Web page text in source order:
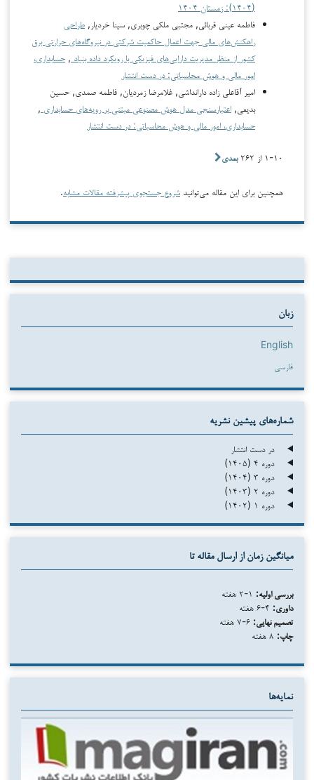
(۱۴۰۴): زمستان ۱۴۰۴
فاطمه عینی قربائی, مجتبی ملکی چوبری, سینا خردیار, طراحی
راهکنش‌های مالی جهت اعمال حاکمیت شرکتی در نیروگاه‌های حرارتی برق
کشور از منظر مدیریت دارایی‌های فیزیکی با رویکرد داده بنیاد , حسابداری،
امور مالی و هوش محاسباتی: در دست انتشار
امیر آقاعلی زاده دارانداشی, غلامرضا زمردیان, فاطمه صمدی, حسین
بدیعی, اعتبارسنجی مدل هوش مصنوعی مبتنی بر رویه‌های حسابداری ,
حسابداری، امور مالی و هوش محاسباتی: در دست انتشار
۱-۱۰ از ۲۶۲ بعدی
همچنین برای این مقاله می‌توانید شروع جستجوی پیشرفته مقالات مشابه.
زبان
English
فارسی
شماره‌های پیشین نشریه
در دست انتشار
دوره ۴ (۱۴۰۵)
دوره ۳ (۱۴۰۴)
دوره ۲ (۱۴۰۳)
دوره ۱ (۱۴۰۲)
میانگین زمان از ارسال مقاله تا
بررسی اولیه:
داوری:
تصمیم نهایی:
چاپ:
نمایه‌ها